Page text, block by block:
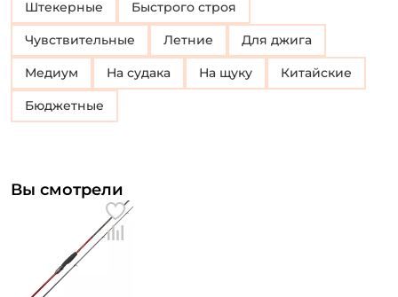
Штекерные Быстрого строя
Чувствительные Летние Для джига
Медиум На судака На щуку Китайские
Бюджетные
Вы смотрели